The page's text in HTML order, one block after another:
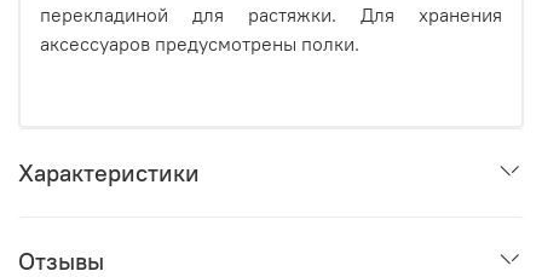
перекладиной для растяжки. Для хранения
аксессуаров предусмотрены полки.
Характеристики
Отзывы